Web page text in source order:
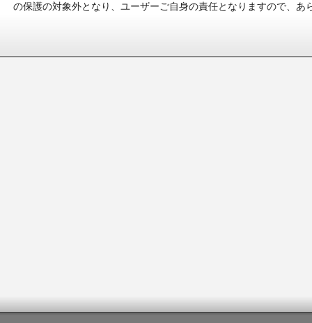
の保護の対象外となり、ユーザーご自身の責任となりますので、あ